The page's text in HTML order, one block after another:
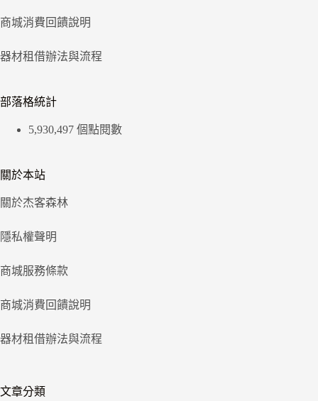
商城消費回饋說明
器材租借辦法與流程
部落格統計
5,930,497 個點閱數
關於本站
關於杰客森林
隱私權聲明
商城服務條款
商城消費回饋說明
器材租借辦法與流程
文章分類